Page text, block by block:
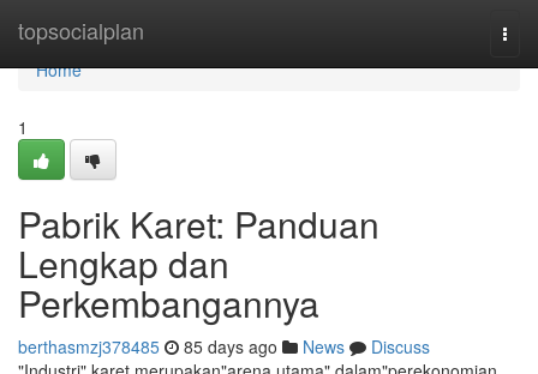
topsocialplan
Home
Home
1
Pabrik Karet: Panduan
Lengkap dan
Perkembangannya
berthasmzj378485 85 days ago News
Discuss